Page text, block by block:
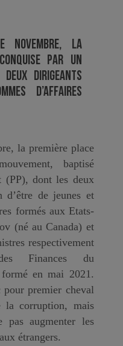
novembre, la
par un
dirigeants
d’affaires
la première place
baptisé
(PP), dont les deux
d’être de jeunes et
formés aux Etats-
(né au Canada) et
respectivement
Finances du
en mai 2021.
premier cheval
la corruption, mais
pas augmenter les
étrangers.